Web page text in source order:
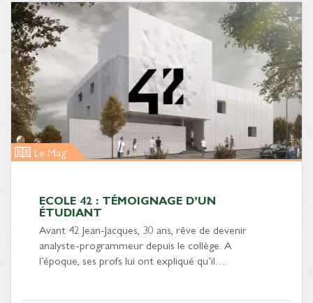
Le Mag'
ECOLE 42 : TÉMOIGNAGE D’UN
ÉTUDIANT
Avant 42 Jean-Jacques, 30 ans, rêve de devenir
analyste-programmeur depuis le collège. A
l’époque, ses profs lui ont expliqué qu’il…